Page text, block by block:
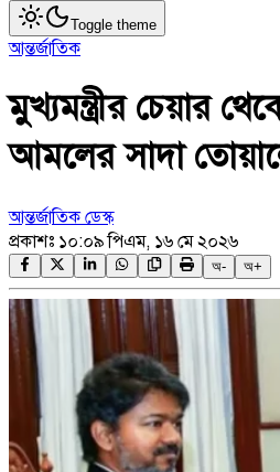
Toggle theme
আন্তর্জাতিক
মুখ্যমন্ত্রীর চেয়ার
আমলের সাদা
আন্তর্জাতিক ডেস্ক
প্রকাশঃ ১০:০৯ পিএম, ১৬ মে ২০২৬
অ- অ+